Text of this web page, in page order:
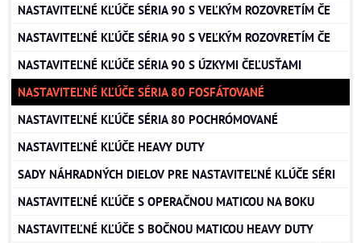
NASTAVITEĽNÉ KĽÚČE SÉRIA 90 S VEĽKÝM ROZOVRETÍM ČE
NASTAVITEĽNÉ KĽÚČE SÉRIA 90 S VEĽKÝM ROZOVRETÍM ČE
NASTAVITEĽNÉ KĽÚČE SÉRIA 90 S ÚZKYMI ČEĽUSŤAMI
NASTAVITEĽNÉ KĽÚČE SÉRIA 80 FOSFÁTOVANÉ
NASTAVITEĽNÉ KĽÚČE SÉRIA 80 POCHRÓMOVANÉ
NASTAVITEĽNÉ KĽÚČE HEAVY DUTY
SADY NÁHRADNÝCH DIELOV PRE NASTAVITEĽNÉ KLÚČE SÉRI
NASTAVITEĽNÉ KĽÚČE S OPERAČNOU MATICOU NA BOKU
NASTAVITEĽNÉ KĽÚČE S BOČNOU MATICOU HEAVY DUTY